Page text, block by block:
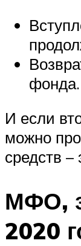
фонда.
И если
можно
средств
МФО,
2020